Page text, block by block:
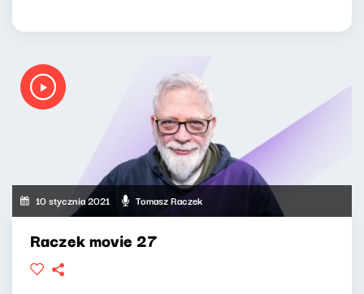
10 stycznia 2021 Tomasz Raczek
Raczek movie 27